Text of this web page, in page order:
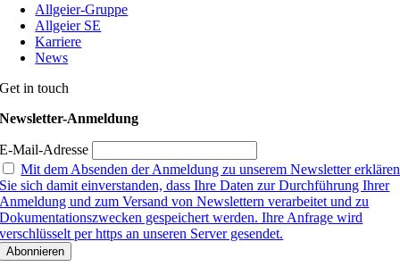
Allgeier-Gruppe
Allgeier SE
Karriere
News
Get in touch
Newsletter-Anmeldung
E-Mail-Adresse
Mit dem Absenden der Anmeldung zu unserem Newsletter erklären
Sie sich damit einverstanden, dass Ihre Daten zur Durchführung Ihrer
Anmeldung und zum Versand von Newslettern verarbeitet und zu
Dokumentationszwecken gespeichert werden. Ihre Anfrage wird
verschlüsselt per https an unseren Server gesendet.